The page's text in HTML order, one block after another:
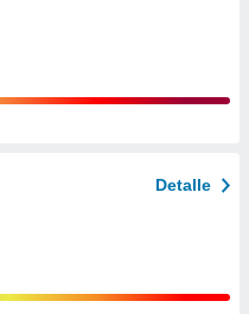
Detalle